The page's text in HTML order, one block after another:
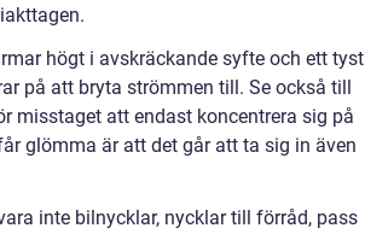
högt i avskräckande syfte och ett tyst
på att bryta strömmen till. Se också till
misstaget att endast koncentrera sig på
glömma är att det går att ta sig in även
inte bilnycklar, nycklar till förråd, pass